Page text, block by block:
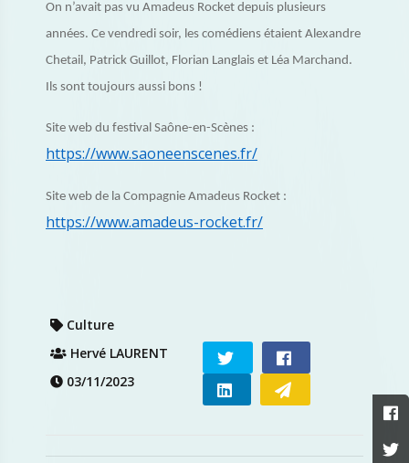
On n’avait pas vu Amadeus Rocket depuis plusieurs
années. Ce vendredi soir, les comédiens étaient Alexandre
Chetail, Patrick Guillot, Florian Langlais et Léa Marchand.
Ils sont toujours aussi bons !
Site web du festival Saône-en-Scènes :
https://www.saoneenscenes.fr/
Site web de la Compagnie Amadeus Rocket :
https://www.amadeus-rocket.fr/
Culture
Hervé LAURENT
03/11/2023